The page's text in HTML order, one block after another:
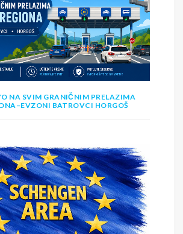
NA SVIM GRANIČNIM PRELAZIMA
BATROVCI HORGOŠ